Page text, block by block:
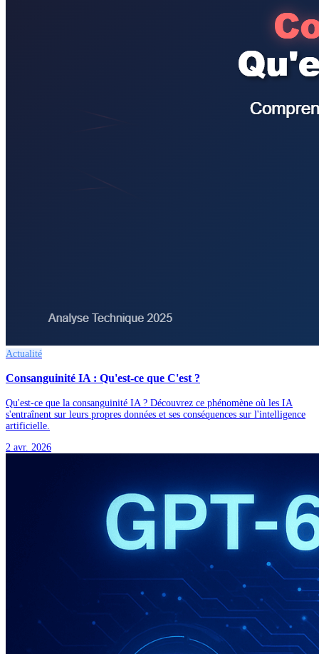
Actualité
Consanguinité IA : Qu'est-ce que C'est ?
Qu'est-ce que la consanguinité IA ? Découvrez ce phénomène où les IA
s'entraînent sur leurs propres données et ses conséquences sur l'intelligence
artificielle.
2 avr. 2026